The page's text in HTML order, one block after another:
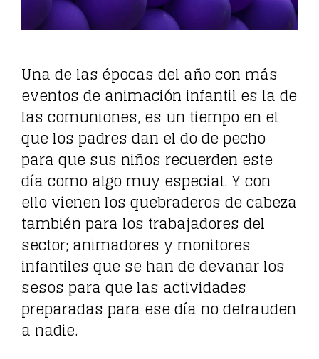
Una de las épocas del año con más
eventos de animación infantil es la de
las comuniones, es un tiempo en el
que los padres dan el do de pecho
para que sus niños recuerden este
día como algo muy especial. Y con
ello vienen los quebraderos de cabeza
también para los trabajadores del
sector; animadores y monitores
infantiles que se han de devanar los
sesos para que las actividades
preparadas para ese día no defrauden
a nadie.